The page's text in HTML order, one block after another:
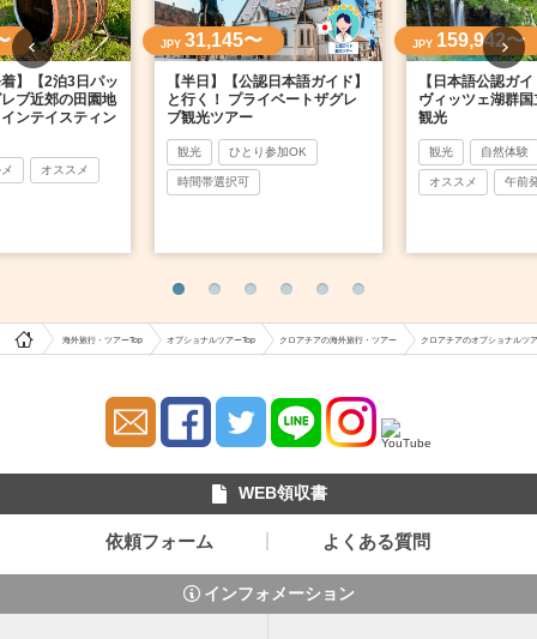
】【2泊3日パッ
ブ近郊の田園地
ンテイスティン
オススメ
JPY 31,145〜
【半日】【公認日本語ガイド】
と行く！ プライベートザグレ
ブ観光ツアー
観光 ひとり参加OK
時間帯選択可
JPY 159,942〜
【日本語公認ガ
ヴィッツェ湖群
観光
観光 自然体験
オススメ 午前
海外旅行・ツアーTop オプショナルツアーTop クロアチアの海外旅行・ツアー クロアチアのオプショナルツ
WEB領収書
依頼フォーム よくある質問
インフォメーション